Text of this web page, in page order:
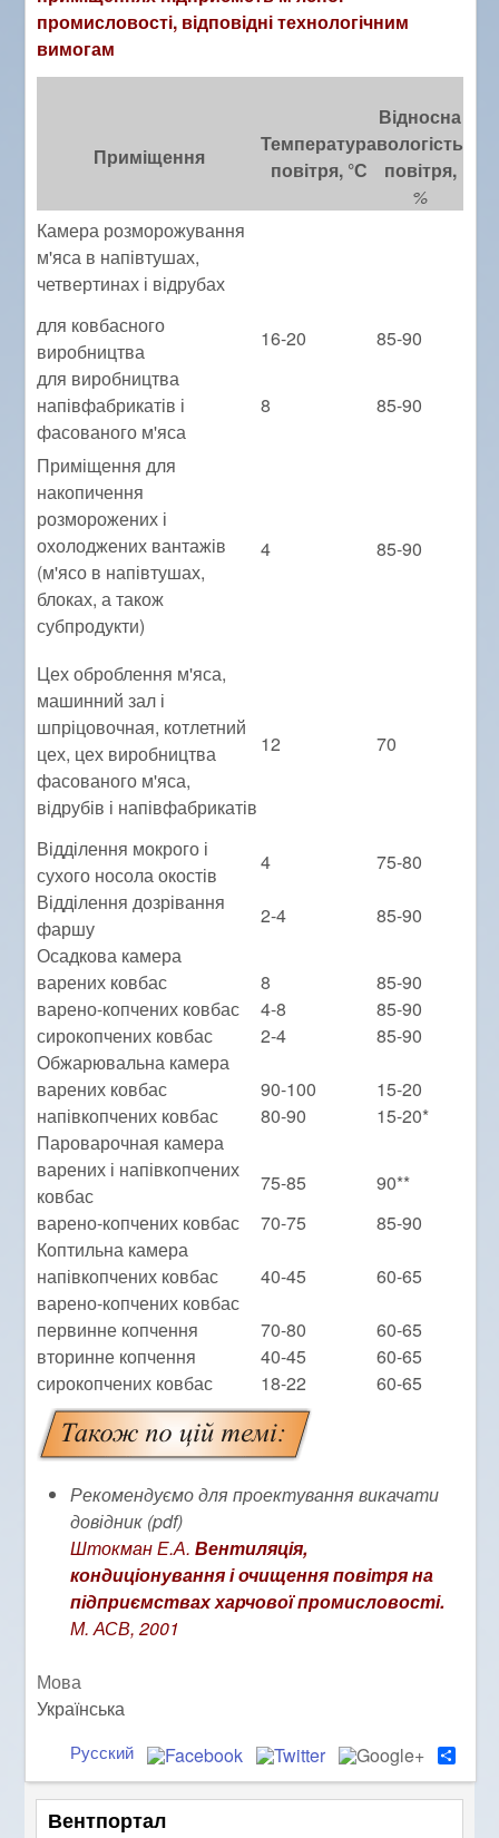
промисловості, відповідні технологічним
вимогам
Приміщення
Температура
повітря, °С
Відносна
вологість
повітря,
%
Камера розморожування
м'яса в напівтушах,
четвертинах і відрубах
для ковбасного
виробництва
16-20
85-90
для виробництва
напівфабрикатів і
фасованого м'яса
8 85-90
Приміщення для
накопичення
розморожених і
охолоджених вантажів
(м'ясо в напівтушах,
блоках, а також
субпродукти)
4 85-90
Цех оброблення м'яса,
машинний зал і
шпріцовочная, котлетний
цех, цех виробництва
фасованого м'яса,
відрубів і напівфабрикатів
12 70
Відділення мокрого і
сухого носола окостів
4
75-80
Відділення дозрівання
фаршу
2-4
85-90
Осадкова камера
варених ковбас
8
85-90
варено-копчених ковбас
4-8
85-90
сирокопчених ковбас
2-4
85-90
Обжарювальна камера
варених ковбас
90-100
15-20
напівкопчених ковбас
80-90
15-20*
Пароварочная камера
варених і напівкопчених
ковбас
75-85
90**
варено-копчених ковбас
70-75
85-90
Коптильна камера
напівкопчених ковбас
40-45
60-65
варено-копчених ковбас
первинне копчення
70-80
60-65
вторинне копчення
40-45
60-65
сирокопчених ковбас
18-22 60-65
Рекомендуємо для проектування викачати
довідник (pdf)
Штокман Е.А. Вентиляція,
кондиціонування і очищення повітря на
підприємствах харчової промисловості.
М. АСВ, 2001
Мова
Українська
S
h
a
r
Русский
Вентпортал